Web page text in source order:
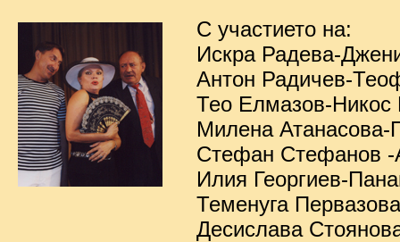
С участието на:
Искра Радева-
Антон Радичев-
Тео Елмазов-Никос
Милена Атанасова-
Стефан Стефанов -
Илия Георгиев-
Теменуга
Десислава